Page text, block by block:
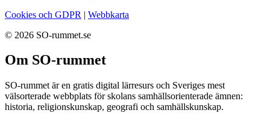
Cookies och GDPR | Webbkarta
© 2026 SO-rummet.se
Om SO-rummet
SO-rummet är en gratis digital lärresurs och Sveriges mest
välsorterade webbplats för skolans samhällsorienterade ämnen:
historia, religionskunskap, geografi och samhällskunskap.